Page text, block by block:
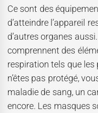
Ce sont des
d’atteindre l’appareil
d’autres organes
comprennent des
respiration tels que les
n’êtes pas protégé,
maladie de sang, un
encore. Les masques